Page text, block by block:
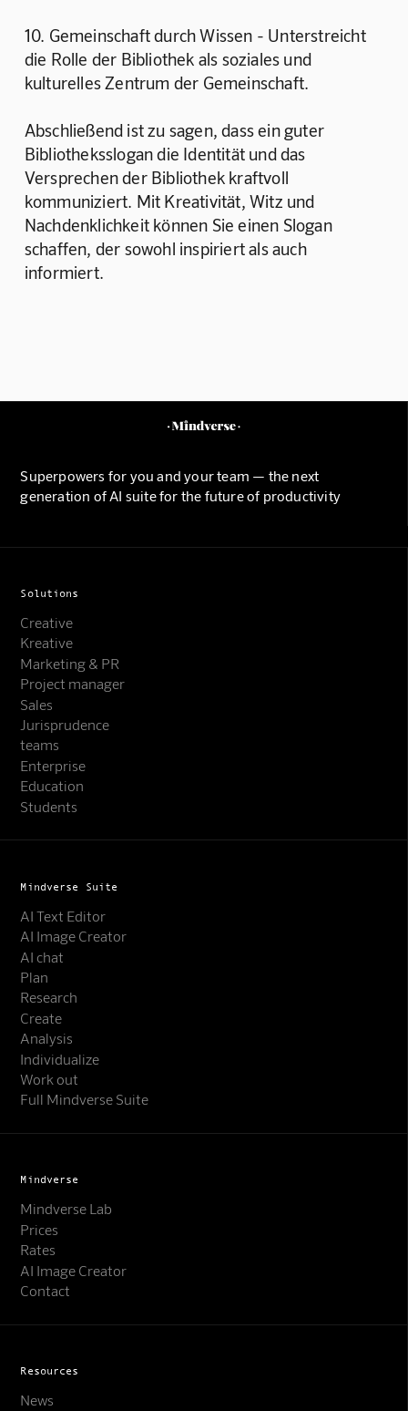
10. Gemeinschaft durch Wissen - Unterstreicht
die Rolle der Bibliothek als soziales und
kulturelles Zentrum der Gemeinschaft.
Abschließend ist zu sagen, dass ein guter
Bibliotheksslogan die Identität und das
Versprechen der Bibliothek kraftvoll
kommuniziert. Mit Kreativität, Witz und
Nachdenklichkeit können Sie einen Slogan
schaffen, der sowohl inspiriert als auch
informiert.
Superpowers for you and your team — the next
generation of AI suite for the future of productivity
Solutions
Creative
Kreative
Marketing & PR
Project manager
Sales
Jurisprudence
teams
Enterprise
Education
Students
Mindverse Suite
AI Text Editor
AI Image Creator
AI chat
Plan
Research
Create
Analysis
Individualize
Work out
Full Mindverse Suite
Mindverse
Mindverse Lab
Prices
Rates
AI Image Creator
Contact
Resources
News